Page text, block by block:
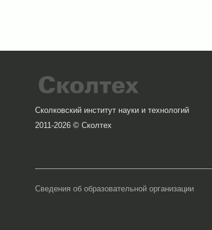
Сколковский институт науки и технологий
2011-2026 © Сколтех
Сведения об образовательной организации